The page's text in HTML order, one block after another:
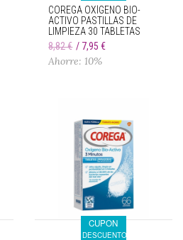
COREGA OXÍGENO BIO-
ACTIVO PASTILLAS DE
LIMPIEZA 30 TABLETAS
8,82 €
7,95 €
Ahorre: 10%
CUPON
DESCUENTO